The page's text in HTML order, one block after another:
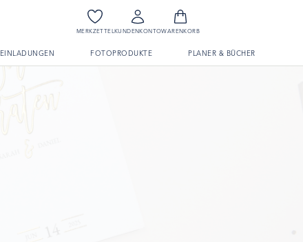
MERKZETTELKUNDENKONTOWARENKORB
EINLADUNGEN FOTOPRODUKTE PLANER & BÜCHER